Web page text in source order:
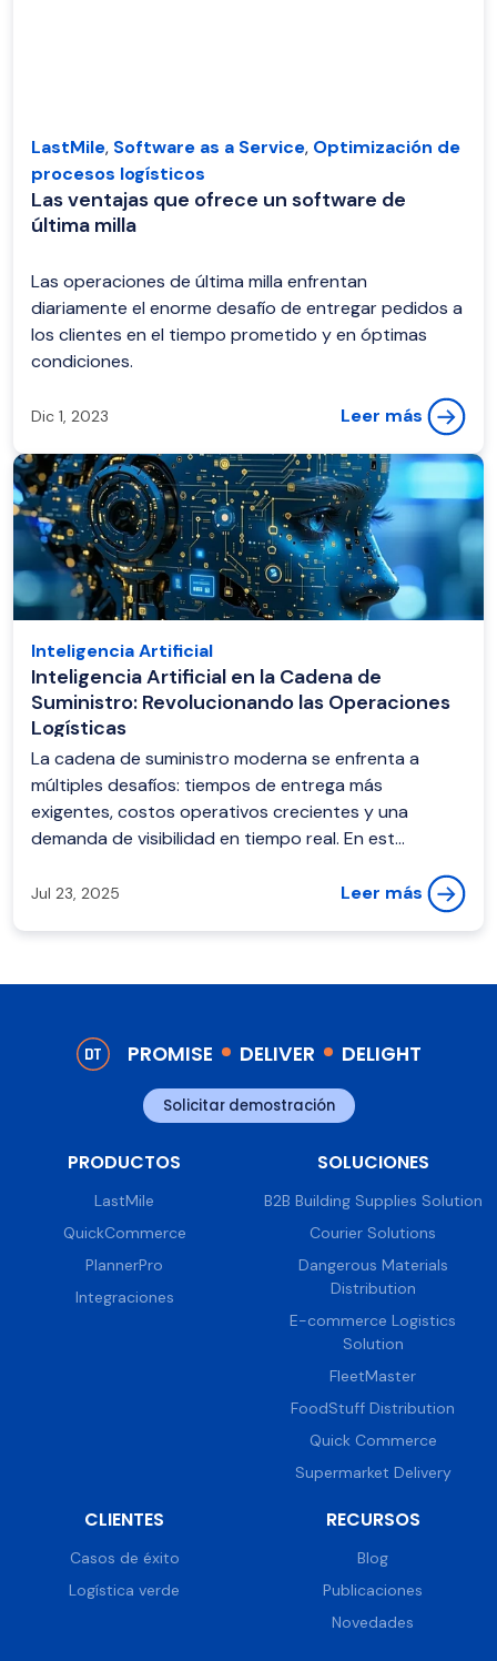
LastMile, Software as a Service, Optimización de
procesos logísticos
Las ventajas que ofrece un software de
última milla
Las operaciones de última milla enfrentan
diariamente el enorme desafío de entregar pedidos a
los clientes en el tiempo prometido y en óptimas
condiciones.
Dic 1, 2023 Leer más
Inteligencia Artificial
Inteligencia Artificial en la Cadena de
Suministro: Revolucionando las Operaciones
Logísticas
La cadena de suministro moderna se enfrenta a
múltiples desafíos: tiempos de entrega más
exigentes, costos operativos crecientes y una
demanda de visibilidad en tiempo real. En est...
Jul 23, 2025 Leer más
PROMISE DELIVER DELIGHT
Solicitar demostración
PRODUCTOS
LastMile
QuickCommerce
PlannerPro
Integraciones
SOLUCIONES
B2B Building Supplies Solution
Courier Solutions
Dangerous Materials
Distribution
E-commerce Logistics
Solution
FleetMaster
FoodStuff Distribution
Quick Commerce
Supermarket Delivery
CLIENTES
Casos de éxito
Logística verde
RECURSOS
Blog
Publicaciones
Novedades